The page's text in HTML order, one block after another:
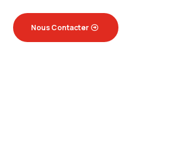
Nous Contacter